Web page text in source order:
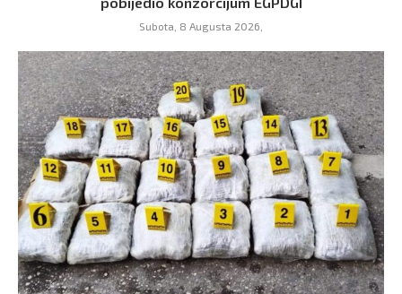
Subota, 8 Augusta 2026,